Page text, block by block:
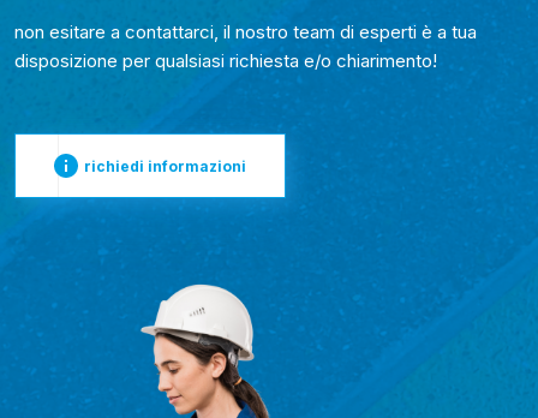
non esitare a contattarci, il nostro team di esperti è a tua
disposizione per qualsiasi richiesta e/o chiarimento!
richiedi informazioni